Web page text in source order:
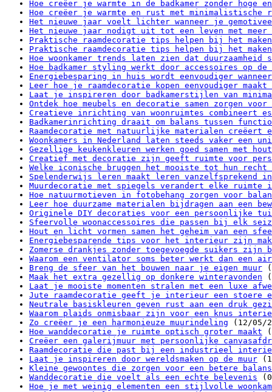
Hoe creëer je warmte in de badkamer zonder hoge
Hoe creëer je warmte en rust met minimalistische
Het nieuwe jaar voelt lichter wanneer je
Het nieuwe jaar nodigt uit tot een leven met
Praktische raamdecoratie tips helpen bij het
Praktische raamdecoratie tips helpen bij het
Hoe woonkamer trends laten zien dat
Hoe badkamer styling werkt door accessoires op
Energiebesparing in huis wordt eenvoudiger
Leer hoe je raamdecoratie kopen eenvoudiger
Laat je inspireren door badkamerstijlen van
Ontdek hoe meubels en decoratie samen zorgen
Creatieve inrichting van woonruimtes combineert
Badkamerinrichting draait om balans tussen
Raamdecoratie met natuurlijke materialen creëert
Woonkamers in Nederland laten steeds vaker een
Gezellige keukenkleuren werken goed samen met
Creatief met decoratie zijn geeft ruimte voor
Welke iconische bruggen het mooiste tot hun recht
Spelenderwijs leren maakt leren vanzelfsprekend
Muurdecoratie met spiegels verandert elke ruimte
Hoe natuurmotieven in fotobehang zorgen voor
Leer hoe duurzame materialen bijdragen aan een
Originele DIY decoraties voor een persoonlijke
Sfeervolle woonaccessoires die passen bij elk
Hout en licht vormen samen het geheim van een
Energiebesparende tips voor het interieur zijn
Zomerse drankjes zonder toegevoegde suikers
Waarom een ventilator soms beter werkt dan een
Breng de sfeer van het bouwen naar je eigen muur
Maak het extra gezellig op donkere winteravonden
Laat je mooiste momenten stralen met een luxe
Jute raamdecoratie geeft je interieur een stoere
Neutrale basiskleuren geven rust aan een druk
Waarom plaids onmisbaar zijn voor een knus
Zo creëer je een harmonieuze muurindeling
(12/05/
Hoe wanddecoratie je ruimte optisch groter maakt
Creëer een galerijmuur met persoonlijke
Raamdecoratie die past bij een industrieel
Laat je inspireren door wereldsmaken op de muur
Kleine gewoontes die zorgen voor een betere balans
Wanddecoratie die voelt als een echte belevenis
Hoe je met weinig elementen een stijlvolle